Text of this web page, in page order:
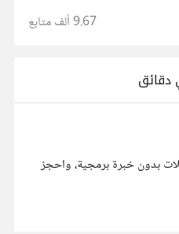
9.67 ألف متابع
دقائق
بدون خبرة برمجية، واحجز